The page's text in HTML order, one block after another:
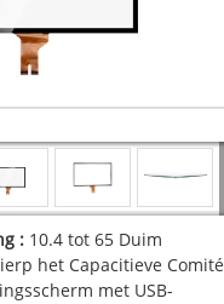
: 10.4 tot 65 Duim
het Capacitieve Comité
met USB-